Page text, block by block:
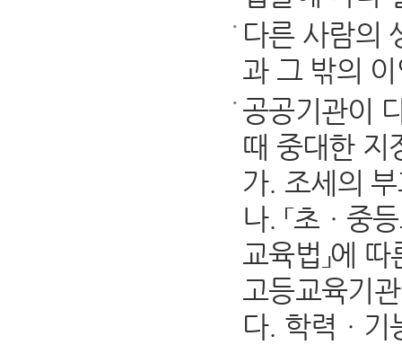
다른 사람의
과 그 밖의
공공기관이
때 중대한 지
가. 조세의
나. 「초ㆍ중
교육법」에
고등교육기
다. 학력ㆍ기